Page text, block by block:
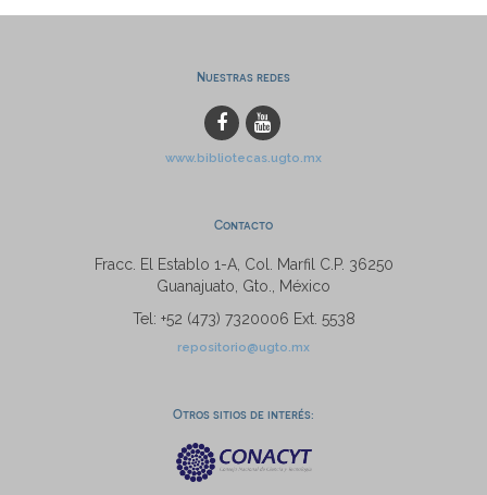
Nuestras redes
www.bibliotecas.ugto.mx
Contacto
Fracc. El Establo 1-A, Col. Marfil C.P. 36250
Guanajuato, Gto., México
Tel: +52 (473) 7320006 Ext. 5538
repositorio@ugto.mx
Otros sitios de interés: